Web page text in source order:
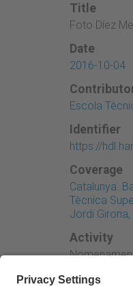
Title
Foto Díez
Date
2016-10-04
Escola
Identifier
https://
Coverage
Catalunya.
Tècnica
Jordi Girona,
Activity